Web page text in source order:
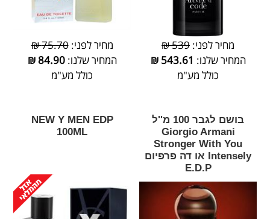
מחיר לפני: 539 ₪
המחיר שלנו: 543.61
₪
כולל מע"מ
מחיר לפני:75.70 ₪
המחיר שלנו:84.90
₪
כולל מע"מ
בושם לגבר 100 מ''ל
Giorgio Armani
Stronger With You
Intensely או דה פרפיום
E.D.P
‎NEW‎ ‎Y‎ ‎MEN‎ ‎EDP‎
‎100‎ML